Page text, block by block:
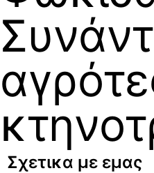
Σχετικα με εμας